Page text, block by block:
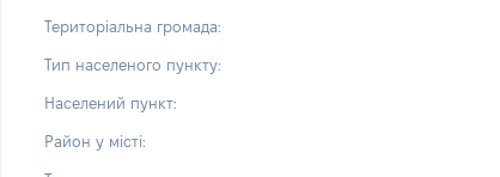
Територіальна громада:
Тип населеного пункту:
Населений пункт:
Район у місті: